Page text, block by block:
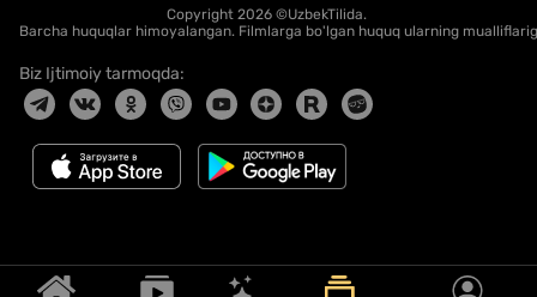
Copyright 2026 ©UzbekTilida.
Barcha huquqlar himoyalangan. Filmlarga bo'lgan huquq ularning
Biz Ijtimoiy tarmoqda: